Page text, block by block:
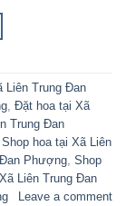
Liên Trung Đan
Đặt hoa tại Xã
Trung Đan
Shop hoa tại Xã Liên
Phượng Shop
Liên Trung Đan
Leave a comment